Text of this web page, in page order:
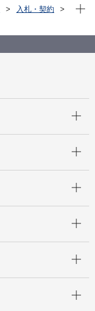
入札・契約
現在